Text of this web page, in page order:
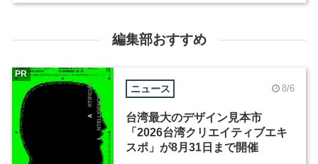
編集部おすすめ
ニュース 8/6
台湾最大のデザイン見本市
「2026台湾クリエイティブエキ
スポ」が8月31日まで開催
PR